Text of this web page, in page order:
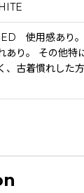
使用感あり。
あり。 その他特
、古着慣れした